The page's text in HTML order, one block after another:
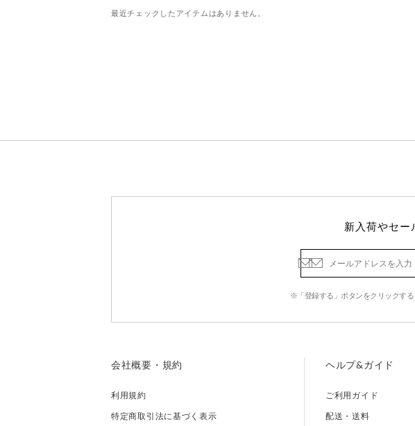
最近チェックしたアイテムはありません。
新入荷やセー
※「登録する」ボタンをクリックす
会社概要・規約
利用規約
特定商取引法に基づく表示
ヘルプ&ガイド
ご利用ガイド
配送・送料